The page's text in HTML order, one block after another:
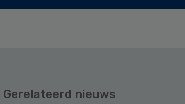
Gerelateerd nieuws